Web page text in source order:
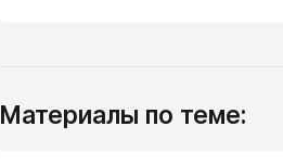
Материалы по теме: